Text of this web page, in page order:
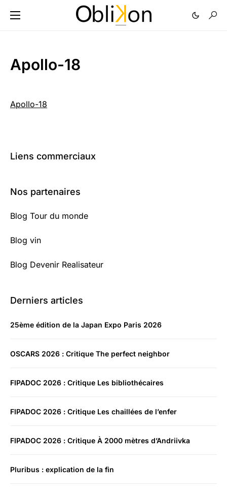
Apollo-18
Apollo-18
Liens commerciaux
Nos partenaires
Blog Tour du monde
Blog vin
Blog Devenir Realisateur
Derniers articles
25ème édition de la Japan Expo Paris 2026
OSCARS 2026 : Critique The perfect neighbor
FIPADOC 2026 : Critique Les bibliothécaires
FIPADOC 2026 : Critique Les chaillées de l’enfer
FIPADOC 2026 : Critique À 2000 mètres d’Andriivka
Pluribus : explication de la fin